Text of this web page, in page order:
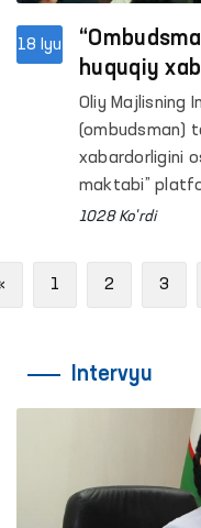
18 Iyu
huquqiy
qaratilgan
Oliy Majlisning
(ombudsman)
xabardorligini
maktabi”
bilan ochiq
1028 Ko'rdi
Previous
1 2 3
Intervyu